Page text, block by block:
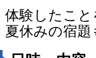
体験したこ
夏休みの宿題